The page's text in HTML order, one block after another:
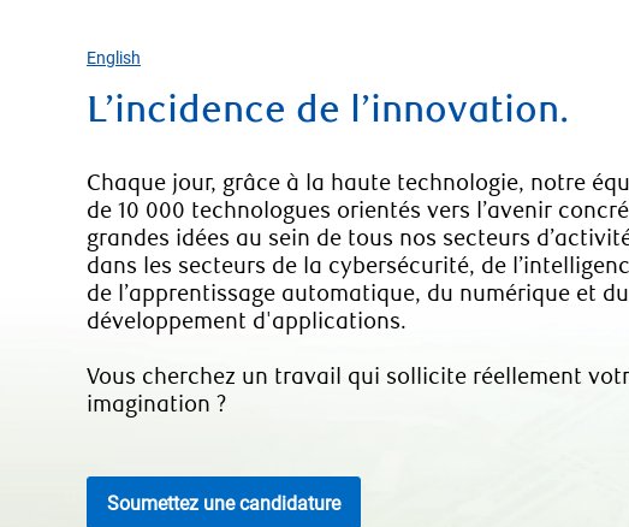
English
L’incidence de l’innovation.
Chaque jour, grâce à la haute technologie, notre
de 10 000 technologues orientés vers l’avenir
grandes idées au sein de tous nos secteurs
dans les secteurs de la cybersécurité, de
de l’apprentissage automatique, du numérique et du
développement d'applications.
Vous cherchez un travail qui sollicite réellement
imagination ?
Soumettez une candidature